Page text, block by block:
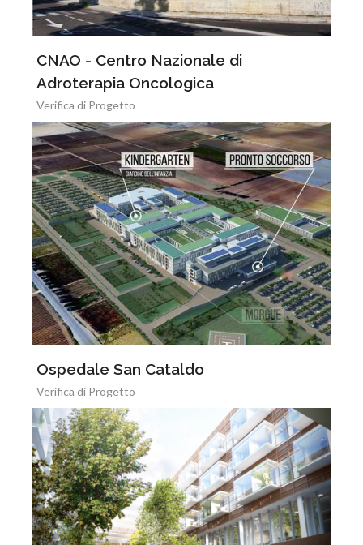
CNAO - Centro Nazionale di
Adroterapia Oncologica
Verifica di Progetto
Ospedale San Cataldo
Verifica di Progetto